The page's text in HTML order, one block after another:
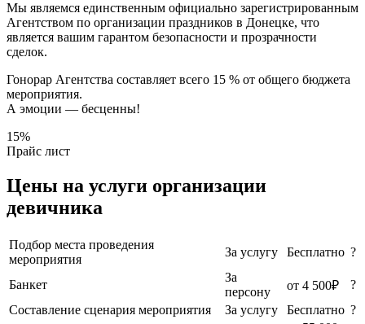
Мы являемся единственным официально зарегистрированным
Агентством по организации праздников в Донецке, что
является вашим гарантом безопасности и прозрачности
сделок.
Гонорар Агентства составляет всего 15 % от общего бюджета
мероприятия.
А эмоции — бесценны!
15%
Прайс лист
Цены на услуги организации
девичника
Подбор места проведения
мероприятия
За услугу Бесплатно ?
Банкет
За
персону
от 4 500₽
?
Составление сценария мероприятия
За услугу Бесплатно ?